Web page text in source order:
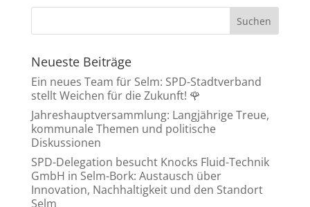
Neueste Beiträge
Ein neues Team für Selm: SPD-Stadtverband
stellt Weichen für die Zukunft! 🌹
Jahreshauptversammlung: Langjährige Treue,
kommunale Themen und politische
Diskussionen
SPD-Delegation besucht Knocks Fluid-Technik
GmbH in Selm-Bork: Austausch über
Innovation, Nachhaltigkeit und den Standort
Selm